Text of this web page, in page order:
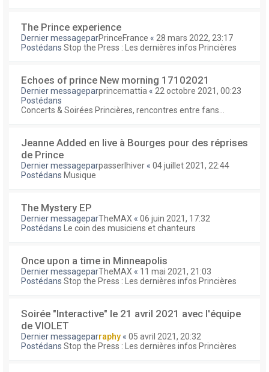
The Prince experience
Dernier messageparPrinceFrance « 28 mars 2022, 23:17
Postédans Stop the Press : Les dernières infos Princières
Echoes of prince New morning 17102021
Dernier messageparprincemattia « 22 octobre 2021, 00:23
Postédans
Concerts & Soirées Princières, rencontres entre fans...
Jeanne Added en live à Bourges pour des réprises
de Prince
Dernier messageparpasserlhiver « 04 juillet 2021, 22:44
Postédans Musique
The Mystery EP
Dernier messageparTheMAX « 06 juin 2021, 17:32
Postédans
Le coin des musiciens et chanteurs
Once upon a time in Minneapolis
Dernier messageparTheMAX « 11 mai 2021, 21:03
Postédans Stop the Press : Les dernières infos Princières
Soirée "Interactive" le 21 avril 2021 avec l'équipe
de VIOLET
Dernier messageparraphy « 05 avril 2021, 20:32
Postédans Stop the Press : Les dernières infos Princières